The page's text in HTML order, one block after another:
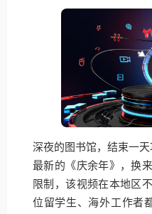
深夜的图书馆，结束一
最新的《庆余年》，换
限制，该视频在本地区
位留学生、海外工作者